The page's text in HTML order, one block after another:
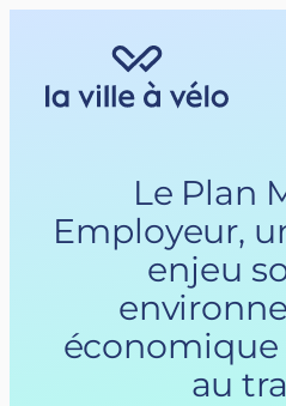
Le Plan
Employeur,
enjeu
économique
au